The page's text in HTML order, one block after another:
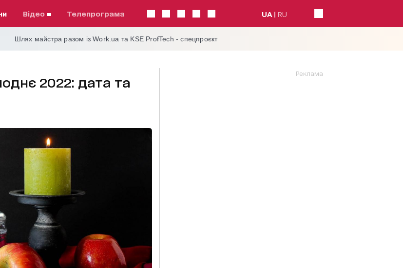
відео телепрограма UA RU
Шлях майстра разом із Work.ua та KSE ProfTech - спецпроєкт
2022: дата та
Реклама